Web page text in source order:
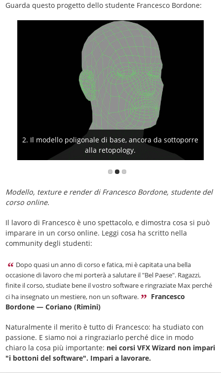
Guarda questo progetto dello studente Francesco Bordone:
2. Il modello poligonale di base, ancora da sottoporre
alla retopology.
3. Il volto, scolpito in zBrush con dettagli accurati
come rughe e imperfezioni della pelle!
Modello, texture e render di Francesco Bordone, studente del
corso online.
Il lavoro di Francesco è uno spettacolo, e dimostra cosa si può
imparare in un corso online. Leggi cosa ha scritto nella
community degli studenti:
Dopo quasi un anno di corso e fatica, mi è capitata una bella
occasione di lavoro che mi porterà a salutare il "Bel Paese". Ragazzi,
finite il corso, studiate bene il vostro software e ringraziate Max perché
ci ha insegnato un mestiere, non un software.
Francesco
Bordone — Coriano (Rimini)
Naturalmente il merito è tutto di Francesco: ha studiato con
passione. E siamo noi a ringraziarlo perché dice in modo
chiaro la cosa più importante: nei corsi VFX Wizard non impari
"i bottoni del software". Impari a lavorare.